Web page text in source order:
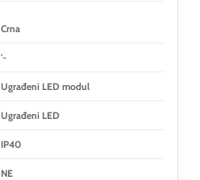
Crna
'-
Ugrađeni LED modul
Ugrađeni LED
IP40
NE